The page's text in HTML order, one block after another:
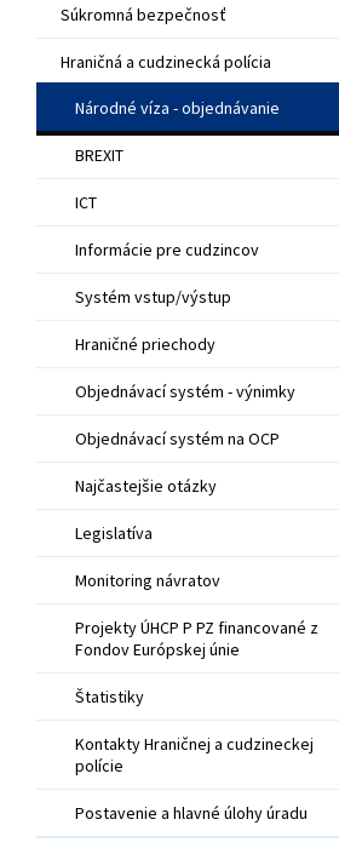
Súkromná bezpečnosť
Hraničná a cudzinecká polícia
Národné víza - objednávanie
BREXIT
ICT
Informácie pre cudzincov
Systém vstup/výstup
Hraničné priechody
Objednávací systém - výnimky
Objednávací systém na OCP
Najčastejšie otázky
Legislatíva
Monitoring návratov
Projekty ÚHCP P PZ financované z
Fondov Európskej únie
Štatistiky
Kontakty Hraničnej a cudzineckej
polície
Postavenie a hlavné úlohy úradu